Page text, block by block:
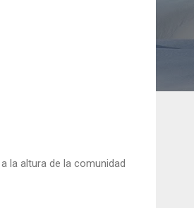
la altura de la comunidad